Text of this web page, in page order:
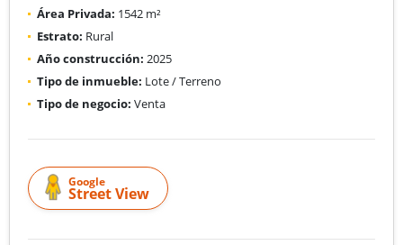
Área Privada: 1542 m²
Estrato: Rural
Año construcción: 2025
Tipo de inmueble: Lote / Terreno
Tipo de negocio: Venta
Google
Street View